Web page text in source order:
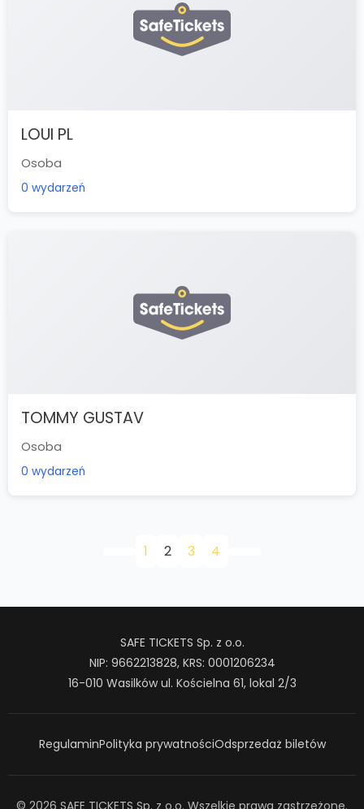
LOUI PL
Osoba
0 wydarzeń
TOMMY GUSTAV
Osoba
0 wydarzeń
1 2 3 4
SAFE TICKETS Sp. z o.o.
NIP: 9662213828, KRS: 0001206234
16-010 Wasilków ul. Kościelna 61, lokal 2/3
RegulaminPolityka prywatnościOdsprzedaż biletów
© 2026 SAFE TICKETS Sp. z o.o. Wszelkie prawa zastrzeżone.